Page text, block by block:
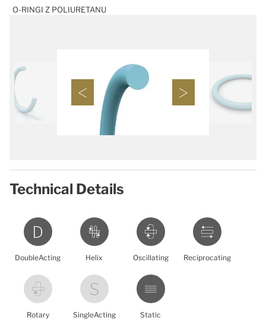
O-RINGI Z POLIURETANU
Technical Details
DoubleActing Helix Oscillating Reciprocating
Rotary SingleActing Static